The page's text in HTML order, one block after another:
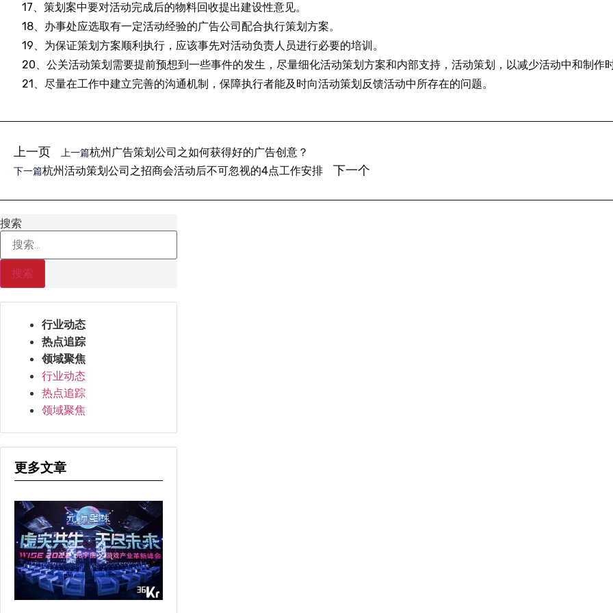
17、策划案中要对活动完成后的物料回收提出建设性意见。
18、办事处应选取有一定活动经验的广告公司配合执行策划方案。
19、为保证策划方案顺利执行，应该事先对活动负责人员进行必要的培训。
20、公关活动策划需要提前预想到一些事件的发生，尽量细化活动策划方案和内部支持，活动策划，以减少活动中和制作时
21、尽量在工作中建立完善的沟通机制，保障执行者能及时向活动策划反馈活动中所存在的问题。
上一页 上一篇杭州广告策划公司之如何获得好的广告创意？
下一篇杭州活动策划公司之招商会活动后不可忽视的4点工作安排 下一个
搜索
搜索
行业动态
热点追踪
领域聚焦
行业动态
热点追踪
领域聚焦
更多文章